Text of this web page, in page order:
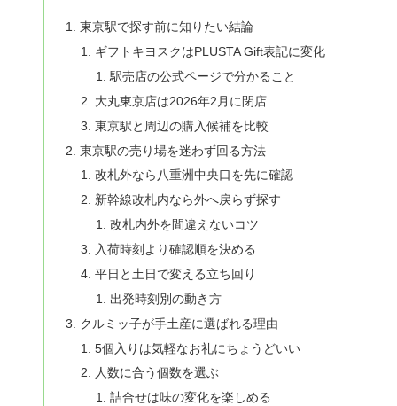
東京駅で探す前に知りたい結論
ギフトキヨスクはPLUSTA Gift表記に変化
駅売店の公式ページで分かること
大丸東京店は2026年2月に閉店
東京駅と周辺の購入候補を比較
東京駅の売り場を迷わず回る方法
改札外なら八重洲中央口を先に確認
新幹線改札内なら外へ戻らず探す
改札内外を間違えないコツ
入荷時刻より確認順を決める
平日と土日で変える立ち回り
出発時刻別の動き方
クルミッ子が手土産に選ばれる理由
5個入りは気軽なお礼にちょうどいい
人数に合う個数を選ぶ
詰合せは味の変化を楽しめる